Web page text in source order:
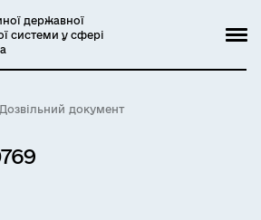
державної
системи у сфері
Дозвільний документ